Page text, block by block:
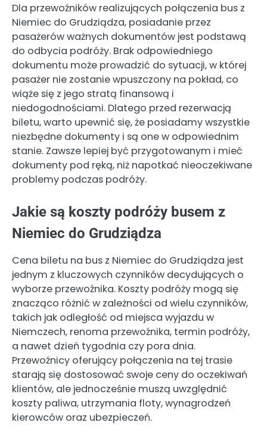
Dla przewoźników realizujących połączenia bus z
Niemiec do Grudziądza, posiadanie przez
pasażerów ważnych dokumentów jest podstawą
do odbycia podróży. Brak odpowiedniego
dokumentu może prowadzić do sytuacji, w której
pasażer nie zostanie wpuszczony na pokład, co
wiąże się z jego stratą finansową i
niedogodnościami. Dlatego przed rezerwacją
biletu, warto upewnić się, że posiadamy wszystkie
niezbędne dokumenty i są one w odpowiednim
stanie. Zawsze lepiej być przygotowanym i mieć
dokumenty pod ręką, niż napotkać nieoczekiwane
problemy podczas podróży.
Jakie są koszty podróży busem z
Niemiec do Grudziądza
Cena biletu na bus z Niemiec do Grudziądza jest
jednym z kluczowych czynników decydujących o
wyborze przewoźnika. Koszty podróży mogą się
znacząco różnić w zależności od wielu czynników,
takich jak odległość od miejsca wyjazdu w
Niemczech, renoma przewoźnika, termin podróży,
a nawet dzień tygodnia czy pora dnia.
Przewoźnicy oferujący połączenia na tej trasie
starają się dostosować swoje ceny do oczekiwań
klientów, ale jednocześnie muszą uwzględnić
koszty paliwa, utrzymania floty, wynagrodzeń
kierowców oraz ubezpieczeń.